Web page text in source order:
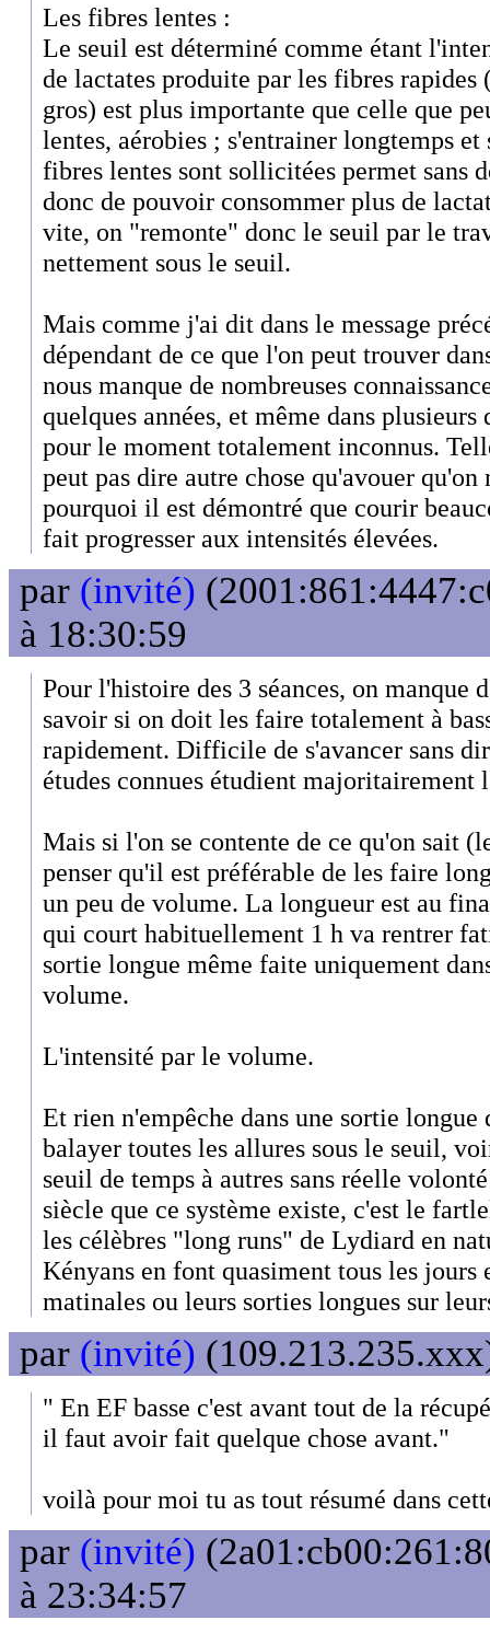
Les fibres lentes :
Le seuil est déterminé comme étant
de lactates produite par les fibres rapides
gros) est plus importante que celle que
lentes, aérobies ; s'entrainer longtemps
fibres lentes sont sollicitées permet sans
donc de pouvoir consommer plus de
vite, on "remonte" donc le seuil par le
nettement sous le seuil.
Mais comme j'ai dit dans le message
dépendant de ce que l'on peut trouver
nous manque de nombreuses
quelques années, et même dans plusieurs
pour le moment totalement inconnus.
peut pas dire autre chose qu'avouer qu'on
pourquoi il est démontré que courir
fait progresser aux intensités élevées.
par (invité)
à 18:30:59
Pour l'histoire des 3 séances, on manque
savoir si on doit les faire totalement à
rapidement. Difficile de s'avancer sans
études connues étudient majoritairement
Mais si l'on se contente de ce qu'on sait
penser qu'il est préférable de les faire
un peu de volume. La longueur est au
qui court habituellement 1 h va rentrer
sortie longue même faite uniquement
volume.
L'intensité par le volume.
Et rien n'empêche dans une sortie
balayer toutes les allures sous le seuil,
seuil de temps à autres sans réelle
siècle que ce système existe, c'est le
les célèbres "long runs" de Lydiard en
Kényans en font quasiment tous les
matinales ou leurs sorties longues sur
par (invité)
" En EF basse c'est avant tout de la
il faut avoir fait quelque chose avant."
voilà pour moi tu as tout résumé dans
par (invité)
à 23:34:57